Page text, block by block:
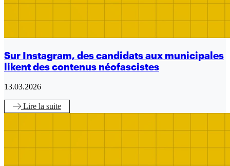
Sur Instagram, des candidats aux municipales
likent des contenus néofascistes
13.03.2026
Lire la suite